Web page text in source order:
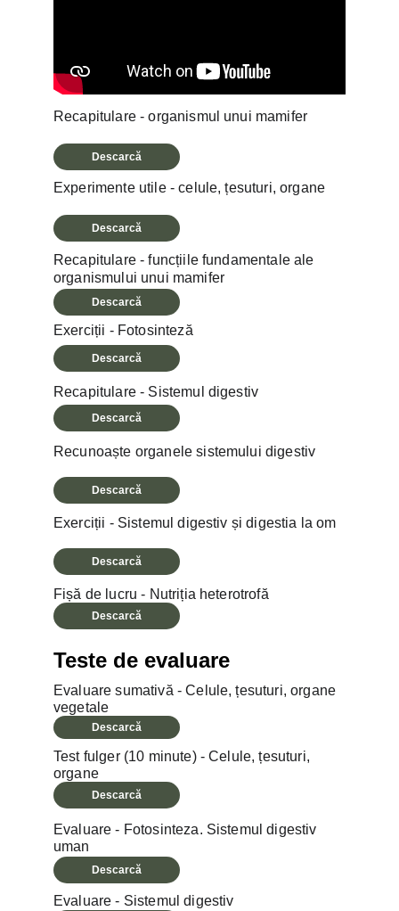
Teste de evaluare
Descarcă
Recapitulare - organismul unui mamifer
Recapitulare - funcțiile fundamentale ale
organismului unui mamifer
Descarcă
Exerciții - Fotosinteză
Descarcă
Exerciții - Sistemul digestiv și digestia la om
Descarcă
Experimente utile - celule, țesuturi, organe
Descarcă
Fișă de lucru - Nutriția heterotrofă
Descarcă
Recapitulare - Sistemul digestiv
Descarcă
Recunoaște organele sistemului digestiv
Descarcă
Evaluare sumativă - Celule, țesuturi, organe
vegetale
Descarcă
Test fulger (10 minute) - Celule, țesuturi,
organe
Descarcă
Evaluare - Fotosinteza. Sistemul digestiv
uman
Descarcă
Evaluare - Sistemul digestiv